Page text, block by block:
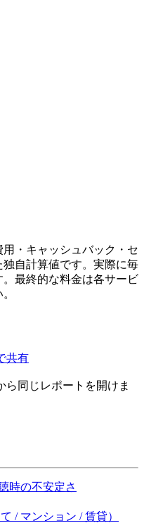
・キャッシュバック・セ
自計算値です。実際に毎
最終的な料金は各サービ
共有
同じレポートを開けま
時の不安定さ
/ マンション / 賃貸）